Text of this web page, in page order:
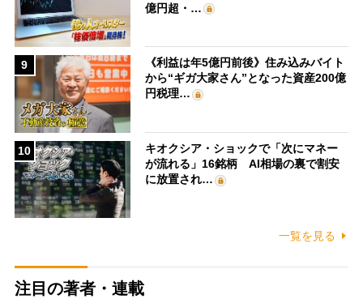
億円超・…
9
《利益は年5億円前後》住み込みバイト
から“ギガ大家さん”となった資産200億
円税理…
10
キオクシア・ショックで「次にマネー
が流れる」16銘柄 AI相場の裏で割安
に放置され…
一覧を見る
注目の著者・連載